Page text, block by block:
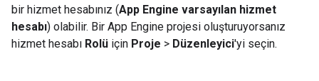
bir hizmet hesabınız (App Engine varsayılan hizmet
hesabı) olabilir. Bir App Engine projesi oluşturuyorsanız
hizmet hesabı Rolü için Proje > Düzenleyici'yi seçin.